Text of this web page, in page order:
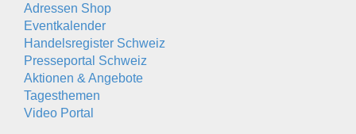
Adressen Shop
Eventkalender
Handelsregister Schweiz
Presseportal Schweiz
Aktionen & Angebote
Tagesthemen
Video Portal